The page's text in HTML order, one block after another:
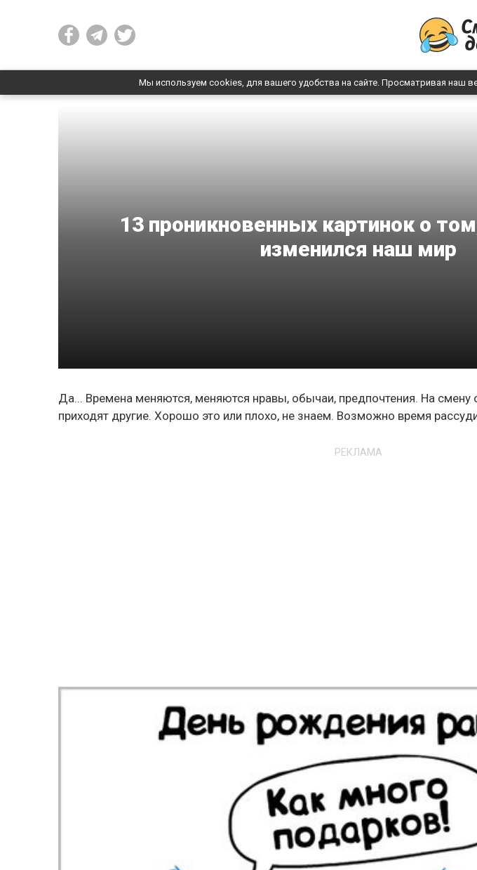
Мы используем cookies, для вашего удобства на сайте. Просматривая наш
13 проникновенных картинок о
изменился наш мир
Да... Времена меняются, меняются нравы, обычаи, предпочтения. На
приходят другие. Хорошо это или плохо, не знаем. Возможно время
РЕКЛАМА